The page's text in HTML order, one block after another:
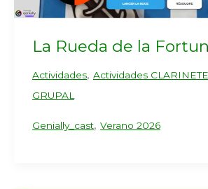
La Rueda de la
Actividades, Actividades CLARINETE
GRUPAL
Genially_cast, Verano 2026